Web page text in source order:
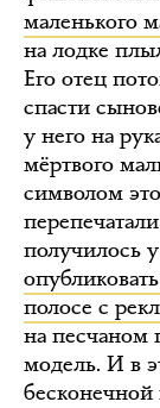
маленького
на лодке
Его отец
спасти
у него на
мёртвого
символом
получилось
полосе с
на песчаном
модель. И в
бесконечной